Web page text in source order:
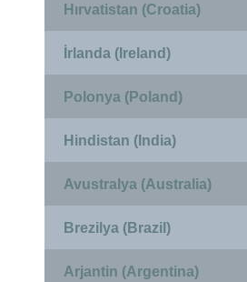
Hırvatistan (Croatia)
İrlanda (Ireland)
Polonya (Poland)
Hindistan (India)
Avustralya (Australia)
Brezilya (Brazil)
Arjantin (Argentina)